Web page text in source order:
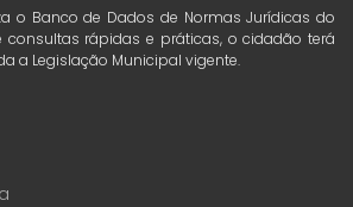
o Banco de Dados de Normas Jurídicas do
consultas rápidas e práticas, o cidadão terá
a Legislação Municipal vigente.